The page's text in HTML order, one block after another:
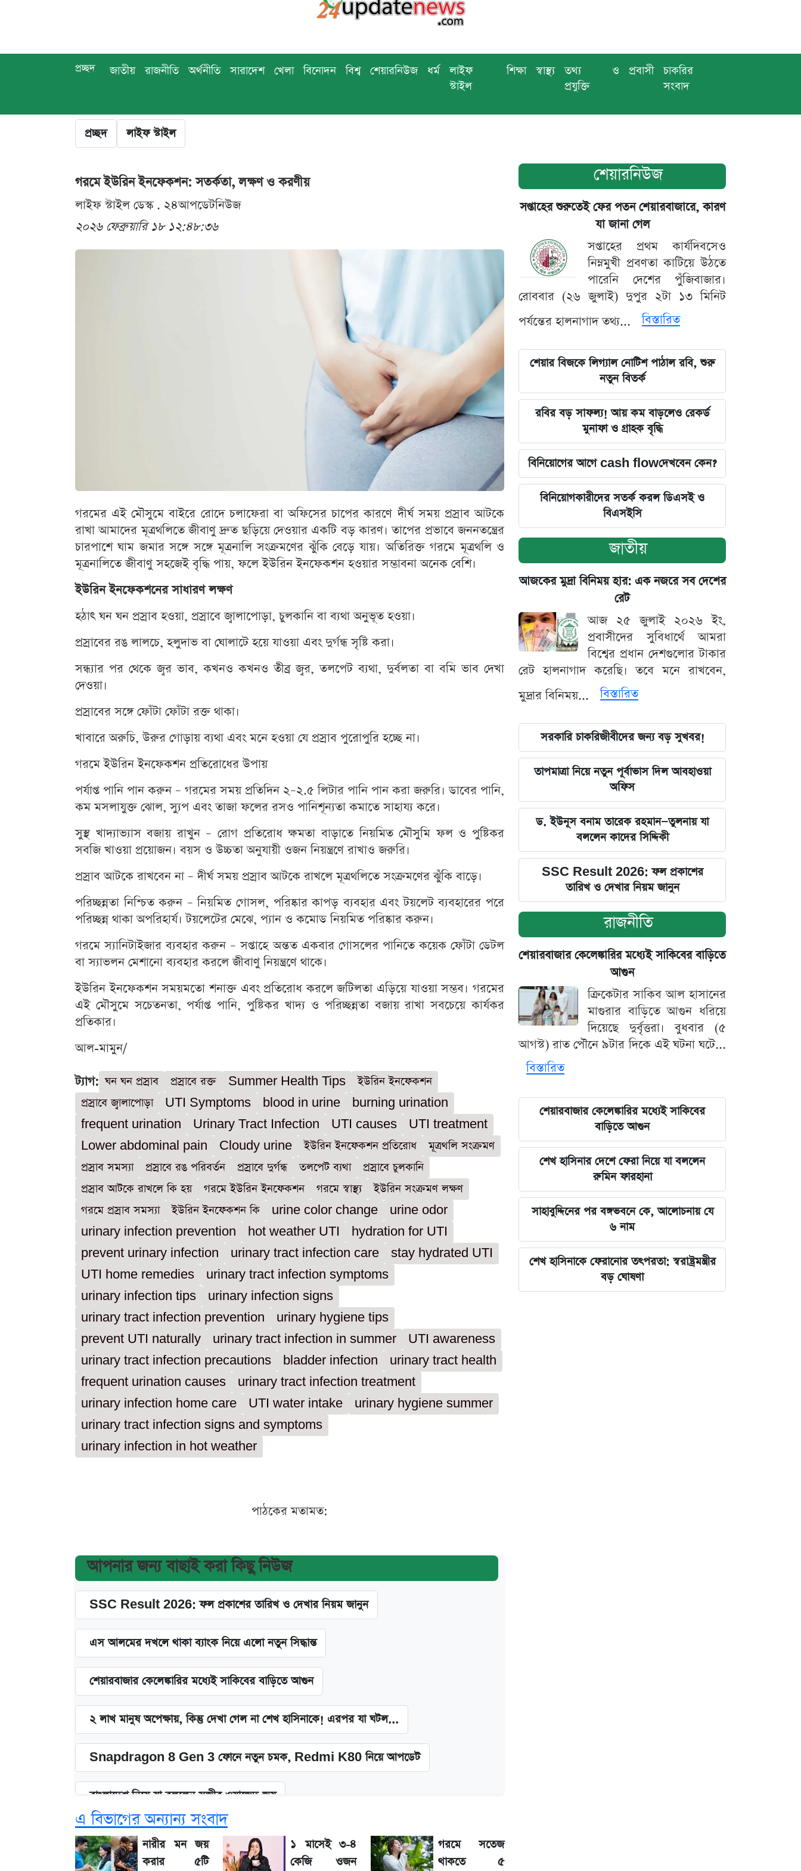
প্রচ্ছদ জাতীয় রাজনীতি অর্থনীতি সারাদেশ খেলা বিনোদন বিশ্ব শেয়ারনিউজ ধর্ম
লাইফ
স্টাইল
শিক্ষা স্বাস্থ্য
তথ্য ও
প্রযুক্তি
প্রবাসী
চাকরির
সংবাদ
প্রচ্ছদ লাইফ স্টাইল
গরমে ইউরিন ইনফেকশন: সতর্কতা, লক্ষণ ও করণীয়
লাইফ স্টাইল ডেস্ক . ২৪আপডেটনিউজ
২০২৬ ফেব্রুয়ারি ১৮ ১২:৪৮:৩৬
গরমের এই মৌসুমে বাইরে রোদে চলাফেরা বা অফিসের চাপের কারণে দীর্ঘ সময় প্রস্রাব আটকে
রাখা আমাদের মূত্রথলিতে জীবাণু দ্রুত ছড়িয়ে দেওয়ার একটি বড় কারণ। তাপের প্রভাবে জননতন্ত্রের
চারপাশে ঘাম জমার সঙ্গে সঙ্গে মূত্রনালি সংক্রমণের ঝুঁকি বেড়ে যায়। অতিরিক্ত গরমে মূত্রথলি ও
মূত্রনালিতে জীবাণু সহজেই বৃদ্ধি পায়, ফলে ইউরিন ইনফেকশন হওয়ার সম্ভাবনা অনেক বেশি।
ইউরিন ইনফেকশনের সাধারণ লক্ষণ
হঠাৎ ঘন ঘন প্রস্রাব হওয়া, প্রস্রাবে জ্বালাপোড়া, চুলকানি বা ব্যথা অনুভূত হওয়া।
প্রস্রাবের রঙ লালচে, হলুদাভ বা ঘোলাটে হয়ে যাওয়া এবং দুর্গন্ধ সৃষ্টি করা।
সন্ধ্যার পর থেকে জ্বর ভাব, কখনও কখনও তীব্র জ্বর, তলপেট ব্যথা, দুর্বলতা বা বমি ভাব দেখা
দেওয়া।
প্রস্রাবের সঙ্গে ফোঁটা ফোঁটা রক্ত থাকা।
খাবারে অরুচি, উরুর গোড়ায় ব্যথা এবং মনে হওয়া যে প্রস্রাব পুরোপুরি হচ্ছে না।
গরমে ইউরিন ইনফেকশন প্রতিরোধের উপায়
পর্যাপ্ত পানি পান করুন – গরমের সময় প্রতিদিন ২–২.৫ লিটার পানি পান করা জরুরি। ডাবের পানি,
কম মসলাযুক্ত ঝোল, স্যুপ এবং তাজা ফলের রসও পানিশূন্যতা কমাতে সাহায্য করে।
সুস্থ খাদ্যাভ্যাস বজায় রাখুন – রোগ প্রতিরোধ ক্ষমতা বাড়াতে নিয়মিত মৌসুমি ফল ও পুষ্টিকর
সবজি খাওয়া প্রয়োজন। বয়স ও উচ্চতা অনুযায়ী ওজন নিয়ন্ত্রণে রাখাও জরুরি।
প্রস্রাব আটকে রাখবেন না – দীর্ঘ সময় প্রস্রাব আটকে রাখলে মূত্রথলিতে সংক্রমণের ঝুঁকি বাড়ে।
পরিচ্ছন্নতা নিশ্চিত করুন – নিয়মিত গোসল, পরিষ্কার কাপড় ব্যবহার এবং টয়লেট ব্যবহারের পরে
পরিচ্ছন্ন থাকা অপরিহার্য। টয়লেটের মেঝে, প্যান ও কমোড নিয়মিত পরিষ্কার করুন।
গরমে স্যানিটাইজার ব্যবহার করুন – সপ্তাহে অন্তত একবার গোসলের পানিতে কয়েক ফোঁটা ডেটল
বা স্যাভলন মেশানো ব্যবহার করলে জীবাণু নিয়ন্ত্রণে থাকে।
ইউরিন ইনফেকশন সময়মতো শনাক্ত এবং প্রতিরোধ করলে জটিলতা এড়িয়ে যাওয়া সম্ভব। গরমের
এই মৌসুমে সচেতনতা, পর্যাপ্ত পানি, পুষ্টিকর খাদ্য ও পরিচ্ছন্নতা বজায় রাখা সবচেয়ে কার্যকর
প্রতিকার।
আল-মামুন/
ট্যাগ: ঘন ঘন প্রস্রাব প্রস্রাবে রক্ত Summer Health Tips
ইউরিন ইনফেকশন
প্রস্রাবে জ্বালাপোড়া
UTI Symptoms blood in urine
burning urination
frequent urination
Urinary Tract Infection UTI causes
UTI treatment
Lower abdominal pain
Cloudy urine ইউরিন ইনফেকশন প্রতিরোধ
মূত্রথলি সংক্রমণ
প্রস্রাব সমস্যা
প্রস্রাবে রঙ পরিবর্তন প্রস্রাবে দুর্গন্ধ তলপেট ব্যথা
প্রস্রাবে চুলকানি
প্রস্রাব আটকে রাখলে কি হয়
গরমে ইউরিন ইনফেকশন গরমে স্বাস্থ্য
ইউরিন সংক্রমণ লক্ষণ
গরমে প্রস্রাব সমস্যা
ইউরিন ইনফেকশন কি urine color change
urine odor
urinary infection prevention
hot weather UTI
hydration for UTI
prevent urinary infection
urinary tract infection care
stay hydrated UTI
UTI home remedies
urinary tract infection symptoms
urinary infection tips
urinary infection signs
urinary tract infection prevention
urinary hygiene tips
prevent UTI naturally
urinary tract infection in summer
UTI awareness
urinary tract infection precautions
bladder infection
urinary tract health
frequent urination causes
urinary tract infection treatment
urinary infection home care
UTI water intake
urinary hygiene summer
urinary tract infection signs and symptoms
urinary infection in hot weather
পাঠকের মতামত:
আপনার জন্য বাছাই করা কিছু নিউজ
SSC Result 2026: ফল প্রকাশের তারিখ ও দেখার নিয়ম জানুন
এস আলমের দখলে থাকা ব্যাংক নিয়ে এলো নতুন সিদ্ধান্ত
শেয়ারবাজার কেলেঙ্কারির মধ্যেই সাকিবের বাড়িতে আগুন
২ লাখ মানুষ অপেক্ষায়, কিন্তু দেখা গেল না শেখ হাসিনাকে! এরপর যা ঘটল...
Snapdragon 8 Gen 3 ফোনে নতুন চমক, Redmi K80 নিয়ে আপডেট
বাংলাদেশ নিয়ে যা বললেন সজীব ওয়াজেদ জয়
সাকিবের বাড়িতে হামলা নিয়ে মুখ খুললেন দিলীপ ঘোষ
এ বিভাগের অন্যান্য সংবাদ
নারীর মন জয়
করার ৫টি
১ মাসেই ৩-৪
কেজি ওজন
গরমে সতেজ
থাকতে ৫
শেয়ারনিউজ
সপ্তাহের শুরুতেই ফের পতন শেয়ারবাজারে, কারণ
যা জানা গেল
সপ্তাহের প্রথম কার্যদিবসেও
নিম্নমুখী প্রবণতা কাটিয়ে উঠতে
পারেনি দেশের পুঁজিবাজার।
রোববার (২৬ জুলাই) দুপুর ২টা ১৩ মিনিট
পর্যন্তের হালনাগাদ তথ্য...
বিস্তারিত
শেয়ার বিজকে লিগ্যাল নোটিশ পাঠাল রবি, শুরু
নতুন বিতর্ক
রবির বড় সাফল্য! আয় কম বাড়লেও রেকর্ড
মুনাফা ও গ্রাহক বৃদ্ধি
বিনিয়োগের আগে cash flowদেখবেন কেন?
বিনিয়োগকারীদের সতর্ক করল ডিএসই ও
বিএসইসি
জাতীয়
আজকের মুদ্রা বিনিময় হার: এক নজরে সব দেশের
রেট
আজ ২৫ জুলাই ২০২৬ ইং,
প্রবাসীদের সুবিধার্থে আমরা
বিশ্বের প্রধান দেশগুলোর টাকার
রেট হালনাগাদ করেছি। তবে মনে রাখবেন,
মুদ্রার বিনিময়...
বিস্তারিত
সরকারি চাকরিজীবীদের জন্য বড় সুখবর!
তাপমাত্রা নিয়ে নতুন পূর্বাভাস দিল আবহাওয়া
অফিস
ড. ইউনূস বনাম তারেক রহমান—তুলনায় যা
বললেন কাদের সিদ্দিকী
SSC Result 2026: ফল প্রকাশের
তারিখ ও দেখার নিয়ম জানুন
রাজনীতি
শেয়ারবাজার কেলেঙ্কারির মধ্যেই সাকিবের বাড়িতে
আগুন
ক্রিকেটার সাকিব আল হাসানের
মাগুরার বাড়িতে আগুন ধরিয়ে
দিয়েছে দুর্বৃত্তরা। বুধবার (৫
আগস্ট) রাত পৌনে ৯টার দিকে এই ঘটনা ঘটে...
বিস্তারিত
শেয়ারবাজার কেলেঙ্কারির মধ্যেই সাকিবের
বাড়িতে আগুন
শেখ হাসিনার দেশে ফেরা নিয়ে যা বললেন
রুমিন ফারহানা
সাহাবুদ্দিনের পর বঙ্গভবনে কে, আলোচনায় যে
৬ নাম
শেখ হাসিনাকে ফেরানোর তৎপরতা: স্বরাষ্ট্রমন্ত্রীর
বড় ঘোষণা